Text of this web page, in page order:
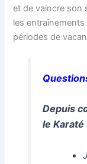
et de vaincre son
les
périodes de
Depuis
le Karaté